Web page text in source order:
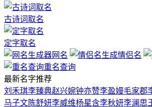
古诗词取名
定字取名
网名
情侣名
重名查询
最新名字推荐
刘禾琪李臻典赵兴婉钟亦赞李盈嫚毛家郡
马子文陈舒妍李威维杨星含李秋妍李澜思